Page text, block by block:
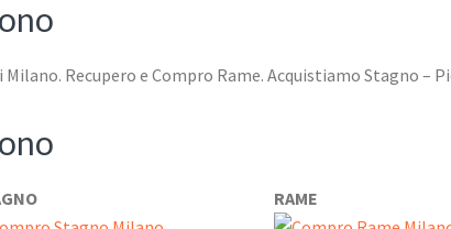
Recupero e Compro Rame. Acquistiamo Stagno –
RAME